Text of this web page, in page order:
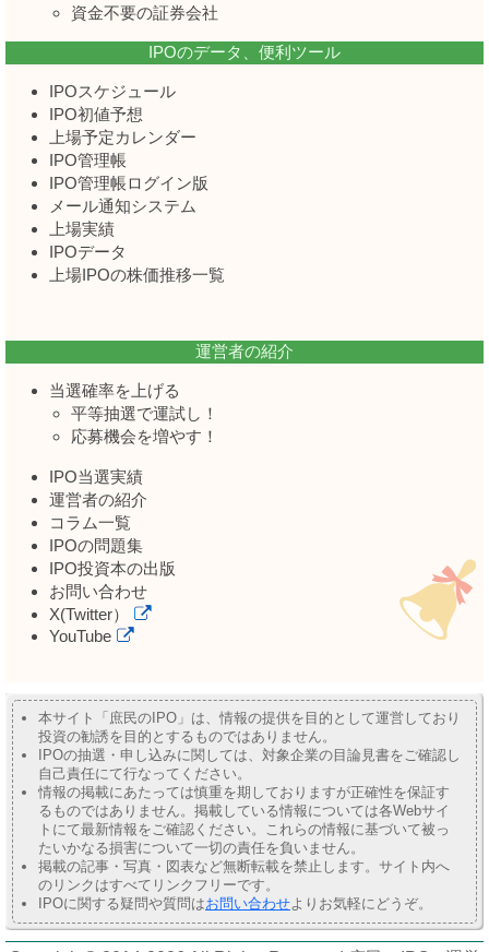
資金不要の証券会社
IPOのデータ、便利ツール
IPOスケジュール
IPO初値予想
上場予定カレンダー
IPO管理帳
IPO管理帳ログイン版
メール通知システム
上場実績
IPOデータ
上場IPOの株価推移一覧
運営者の紹介
当選確率を上げる
平等抽選で運試し！
応募機会を増やす！
IPO当選実績
運営者の紹介
コラム一覧
IPOの問題集
IPO投資本の出版
お問い合わせ
X(Twitter）
YouTube
本サイト「庶民のIPO」は、情報の提供を目的として運営しており
投資の勧誘を目的とするものではありません。
IPOの抽選・申し込みに関しては、対象企業の目論見書をご確認し
自己責任にて行なってください。
情報の掲載にあたっては慎重を期しておりますが正確性を保証す
るものではありません。掲載している情報については各Webサイ
トにて最新情報をご確認ください。これらの情報に基づいて被っ
たいかなる損害について一切の責任を負いません。
掲載の記事・写真・図表など無断転載を禁止します。サイト内へ
のリンクはすべてリンクフリーです。
IPOに関する疑問や質問はお問い合わせよりお気軽にどうぞ。